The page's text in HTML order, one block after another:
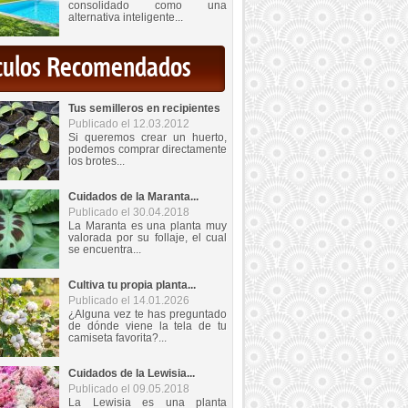
consolidado como una
alternativa inteligente...
Recomendados
Tus semilleros en recipientes
Publicado el 12.03.2012
Si queremos crear un huerto,
podemos comprar directamente
los brotes...
Cuidados de la Maranta...
Publicado el 30.04.2018
La Maranta es una planta muy
valorada por su follaje, el cual
se encuentra...
Cultiva tu propia planta...
Publicado el 14.01.2026
¿Alguna vez te has preguntado
de dónde viene la tela de tu
camiseta favorita?...
Cuidados de la Lewisia...
Publicado el 09.05.2018
La Lewisia es una planta